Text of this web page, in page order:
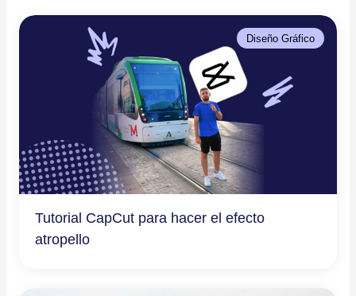
Diseño Gráfico
Tutorial CapCut para hacer el efecto
atropello